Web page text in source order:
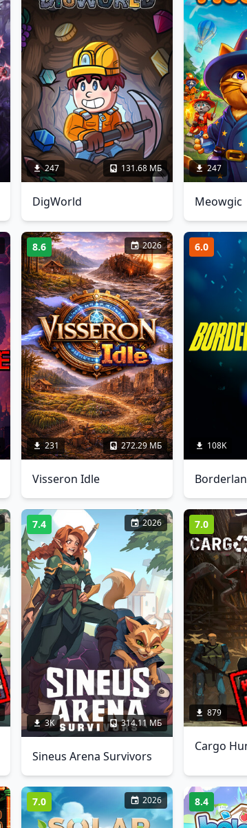
247 131.68 МБ
DigWorld
247
Meowgic
8.6 2026
231 272.29 МБ
Visseron Idle
6.0
108K
7.4 2026
3K 314.11 МБ
Sineus Arena Survivors
7.0
879
Cargo
7.0 2026 8.4